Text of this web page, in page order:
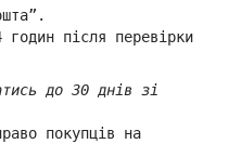
після перевірки
до 30 днів зі
покупців на